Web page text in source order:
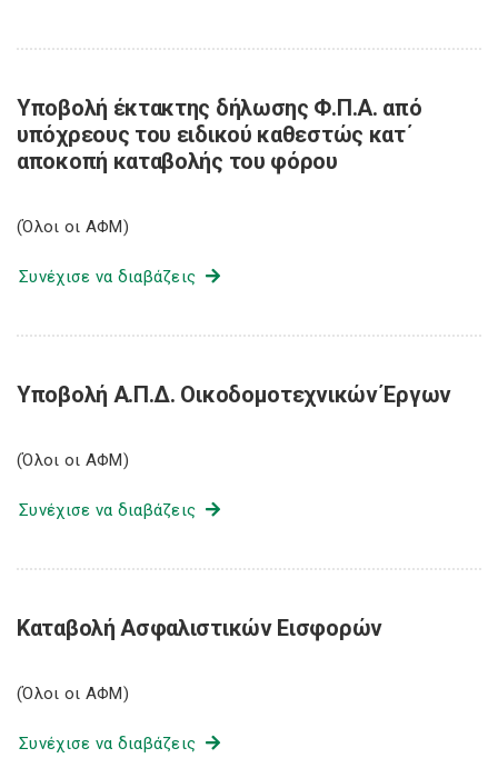
Υποβολή έκτακτης δήλωσης Φ.Π.Α. από
υπόχρεους του ειδικού καθεστώς κατ΄
αποκοπή καταβολής του φόρου
(Όλοι οι ΑΦΜ)
Συνέχισε να διαβάζεις
Υποβολή Α.Π.Δ. Οικοδομοτεχνικών Έργων
(Όλοι οι ΑΦΜ)
Συνέχισε να διαβάζεις
Καταβολή Ασφαλιστικών Εισφορών
(Όλοι οι ΑΦΜ)
Συνέχισε να διαβάζεις